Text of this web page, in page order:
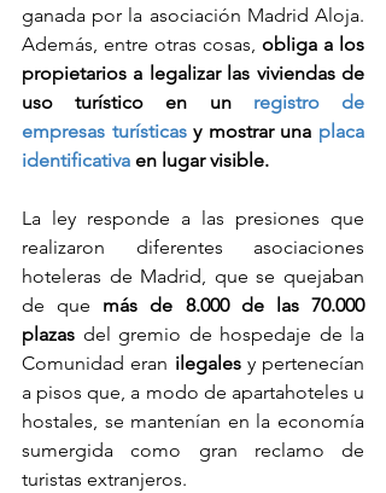
ganada por la asociación Madrid Aloja.
Además, entre otras cosas, obliga a los
propietarios a legalizar las viviendas de
uso turístico en un registro de
empresas turísticas y mostrar una placa
identificativa en lugar visible.
La ley responde a las presiones que
realizaron diferentes asociaciones
hoteleras de Madrid, que se quejaban
de que más de 8.000 de las 70.000
plazas del gremio de hospedaje de la
Comunidad eran ilegales y pertenecían
a pisos que, a modo de apartahoteles u
hostales, se mantenían en la economía
sumergida como gran reclamo de
turistas extranjeros.